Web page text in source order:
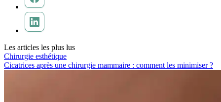
Les articles les plus lus
Chirurgie esthétique
Cicatrices après une chirurgie mammaire : comment les minimiser ?